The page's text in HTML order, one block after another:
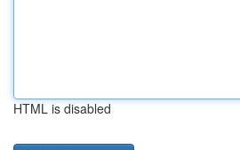
HTML is disabled